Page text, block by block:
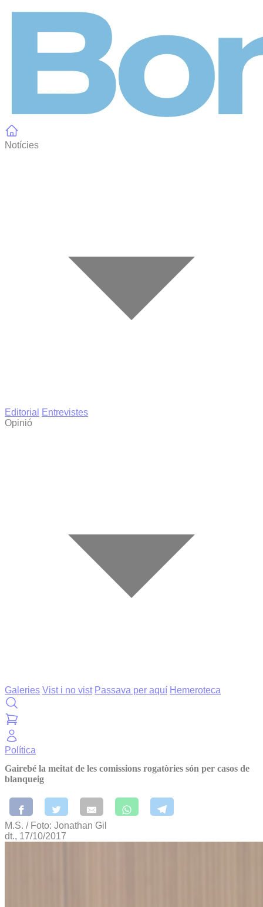
Notícies
Editorial
Entrevistes
Opinió
Galeries Vist i no vist Passava per aquí Hemeroteca
Política
Gairebé la meitat de les comissions rogatòries són per casos de
blanqueig
M.S. / Foto: Jonathan Gil
dt., 17/10/2017